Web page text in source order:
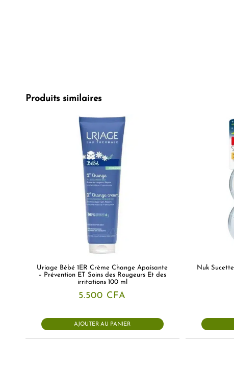
Produits similaires
Uriage Bébé 1ER Crème Change Apaisante
– Prévention ET Soins des Rougeurs Et des
irritations 100 ml
5.500 CFA
AJOUTER AU PANIER
Nuk